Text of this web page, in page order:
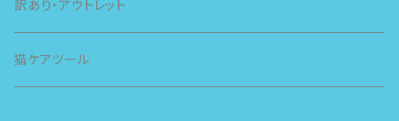
訳あり・アウトレット
猫ケアツール